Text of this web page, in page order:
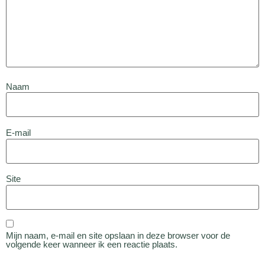
Naam
E-mail
Site
Mijn naam, e-mail en site opslaan in deze browser voor de
volgende keer wanneer ik een reactie plaats.